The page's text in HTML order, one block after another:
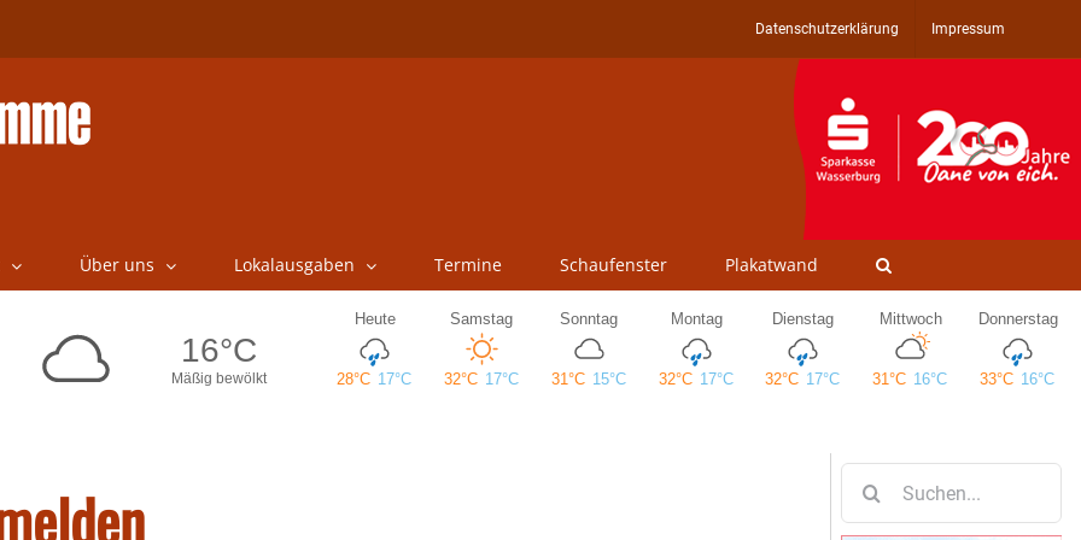
Datenschutzerklärung Impressum
Über uns Lokalausgaben Termine Schaufenster Plakatwand
nach: